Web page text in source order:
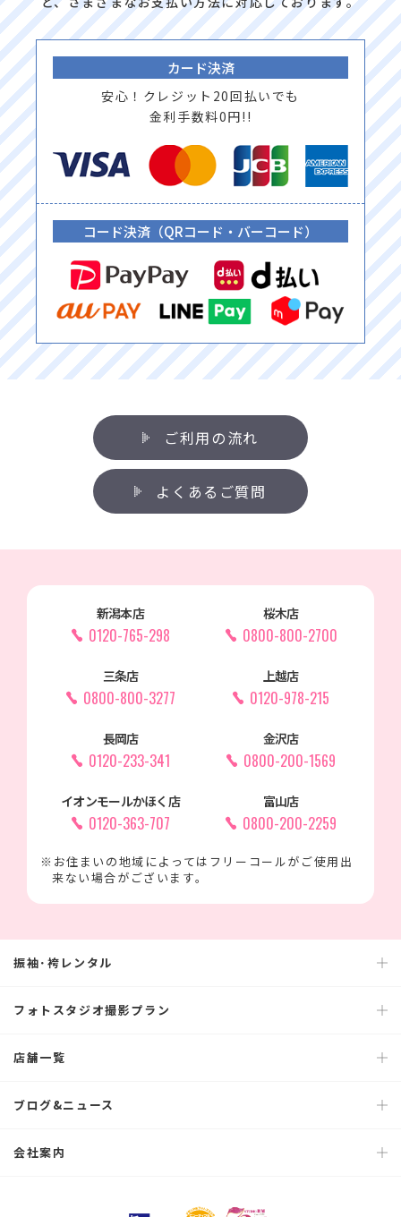
カード決済
安心！クレジット20回払いでも
金利手数料0円!!
コード決済（QRコード・バーコード）
ご利用の流れ
よくあるご質問
新潟本店
0120-765-298
桜木店
0800-800-2700
三条店
0800-800-3277
上越店
0120-978-215
長岡店
0120-233-341
金沢店
0800-200-1569
イオンモールかほく店
0120-363-707
富山店
0800-200-2259
※お住まいの地域によってはフリーコールがご使用出
来ない場合がございます。
振袖･袴レンタル
フォトスタジオ撮影プラン
店舗一覧
ブログ&ニュース
会社案内